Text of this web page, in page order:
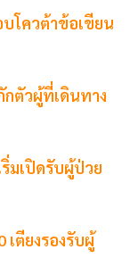
โควต้าข้อเขียน
ตัวผู้ที่เดินทาง
มเปิดรับผู้ป่วย
เตียงรองรับผู้